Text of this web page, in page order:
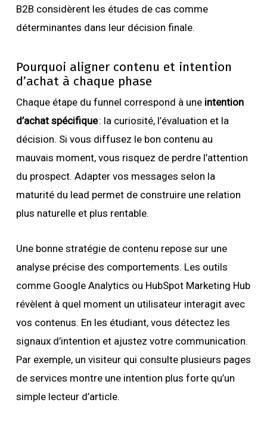
B2B considèrent les études de cas comme
déterminantes dans leur décision finale.
Pourquoi aligner contenu et intention
d’achat à chaque phase
Chaque étape du funnel correspond à une intention
d’achat spécifique: la curiosité, l’évaluation et la
décision. Si vous diffusez le bon contenu au
mauvais moment, vous risquez de perdre l’attention
du prospect. Adapter vos messages selon la
maturité du lead permet de construire une relation
plus naturelle et plus rentable.
Une bonne stratégie de contenu repose sur une
analyse précise des comportements. Les outils
comme Google Analytics ou HubSpot Marketing Hub
révèlent à quel moment un utilisateur interagit avec
vos contenus. En les étudiant, vous détectez les
signaux d’intention et ajustez votre communication.
Par exemple, un visiteur qui consulte plusieurs pages
de services montre une intention plus forte qu’un
simple lecteur d’article.